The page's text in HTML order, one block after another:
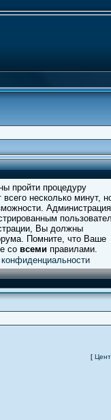
пройти процедуру
несколько минут,
Администрация
Вы должны
Помните, что Ваше
со всеми правилами.
[